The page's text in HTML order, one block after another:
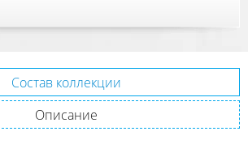
Состав коллекции
Описание